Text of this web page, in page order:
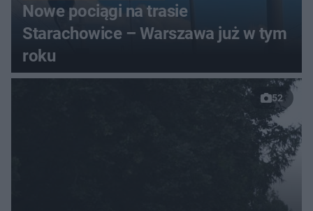
Nowe pociągi na trasie
Starachowice – Warszawa już w tym
roku
52